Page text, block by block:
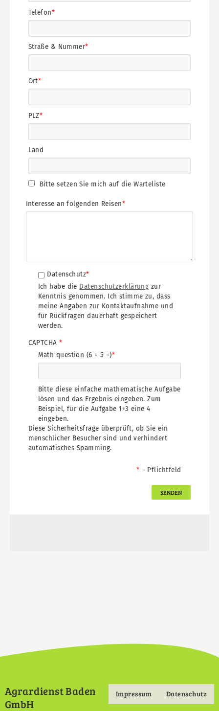
Telefon
Straße & Nummer
Ort
PLZ
Land
Bitte setzen Sie mich auf die Warteliste
Interesse an folgenden Reisen
Datenschutzerklärung
Datenschutz
Ich habe die Datenschutzerklärung zur
Kenntnis genommen. Ich stimme zu, dass
meine Angaben zur Kontaktaufnahme und
für Rückfragen dauerhaft gespeichert
werden.
CAPTCHA
Math question (6 + 5 =)
Bitte diese einfache mathematische Aufgabe
lösen und das Ergebnis eingeben. Zum
Beispiel, für die Aufgabe 1+3 eine 4
eingeben.
Diese Sicherheitsfrage überprüft, ob Sie ein
menschlicher Besucher sind und verhindert
automatisches Spamming.
= Pflichtfeld
Footermenu
Impressum Datenschutz
Agrardienst Baden
GmbH